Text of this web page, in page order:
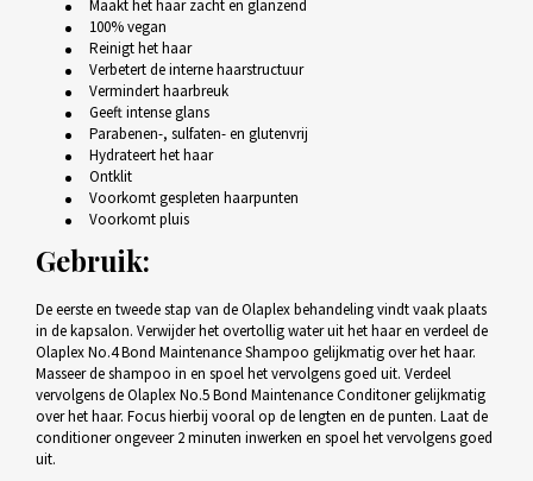
Maakt het haar zacht en glanzend
100% vegan
Reinigt het haar
Verbetert de interne haarstructuur
Vermindert haarbreuk
Geeft intense glans
Parabenen-, sulfaten- en glutenvrij
Hydrateert het haar
Ontklit
Voorkomt gespleten haarpunten
Voorkomt pluis
Gebruik:
De eerste en tweede stap van de Olaplex behandeling vindt vaak plaats
in de kapsalon. Verwijder het overtollig water uit het haar en verdeel de
Olaplex No.4 Bond Maintenance Shampoo gelijkmatig over het haar.
Masseer de shampoo in en spoel het vervolgens goed uit. Verdeel
vervolgens de Olaplex No.5 Bond Maintenance Conditoner gelijkmatig
over het haar. Focus hierbij vooral op de lengten en de punten. Laat de
conditioner ongeveer 2 minuten inwerken en spoel het vervolgens goed
uit.